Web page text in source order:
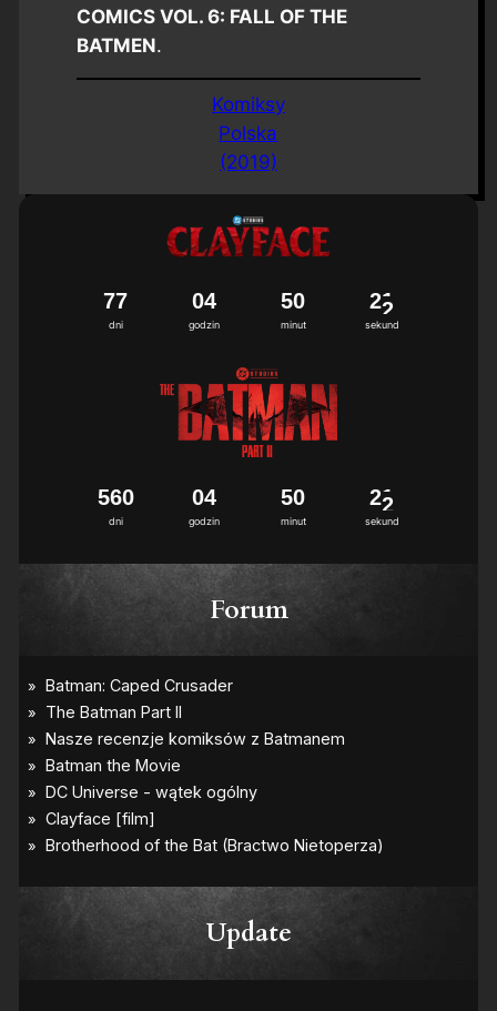
COMICS VOL. 6: FALL OF THE
BATMEN.
Komiksy
Polska
(2019)
dni
77
godzin
04
minut
50
sekund
21
dni
560
godzin
04
minut
50
sekund
21
Forum
Update